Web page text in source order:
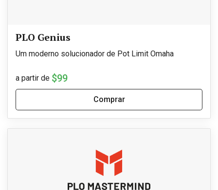
PLO Genius
Um moderno solucionador de Pot Limit Omaha
a partir de $99
Comprar